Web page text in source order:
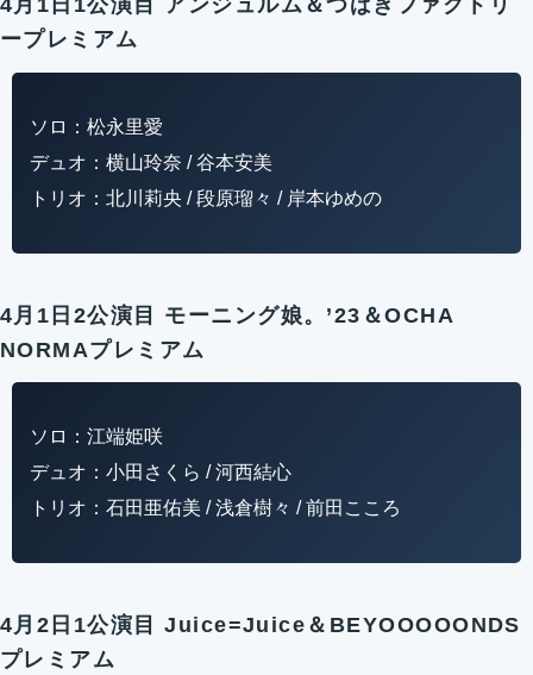
ープレミアム
ソロ：松永里愛
デュオ：横山玲奈 / 谷本安美
トリオ：北川莉央 / 段原瑠々 / 岸本ゆめの
4月1日2公演目 モーニング娘。’23＆OCHA
NORMAプレミアム
ソロ：江端姫咲
デュオ：小田さくら / 河西結心
トリオ：石田亜佑美 / 浅倉樹々 / 前田こころ
4月2日1公演目 Juice=Juice＆BEYOOOOONDS
プレミアム